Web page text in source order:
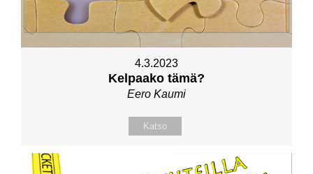
4.3.2023
Kelpaako tämä?
Eero Kaumi
Katso